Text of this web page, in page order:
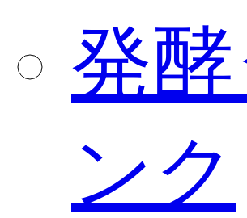
発酵
ンク